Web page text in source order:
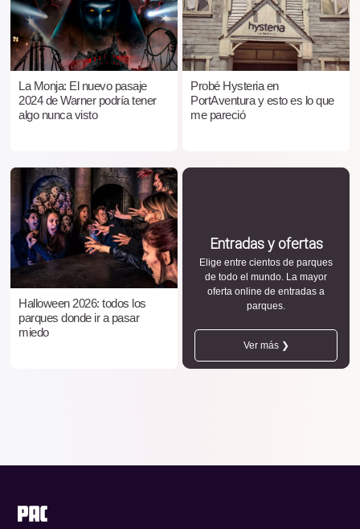
La Monja: El nuevo pasaje
2024 de Warner podría tener
algo nunca visto
Probé Hysteria en
PortAventura y esto es lo que
me pareció
Halloween 2026: todos los
parques donde ir a pasar
miedo
Entradas y ofertas
Elige entre cientos de parques
de todo el mundo. La mayor
oferta online de entradas a
parques.
Ver más ❯